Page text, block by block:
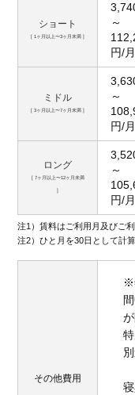
ショート
[ 1ヶ月以上〜3ヶ月未満 ]
～
円/
ミドル
[ 3ヶ月以上〜7ヶ月未満 ]
～
円/
ロング
[ 7ヶ月以上〜12ヶ月未満
]
～
円/
注1）賃料はご利用月及びご
注2）ひと月を30日として計
その他費用
※